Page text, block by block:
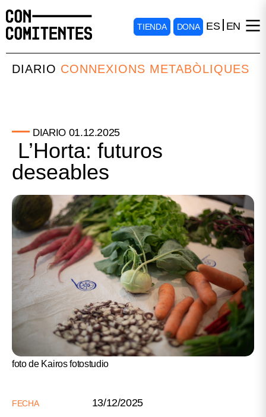
TIENDA DONA ES EN
DIARIO CONNEXIONS METABÒLIQUES
DIARIO 01.12.2025
L’Horta: futuros
deseables
foto de Kairos fotostudio
FECHA 13/12/2025